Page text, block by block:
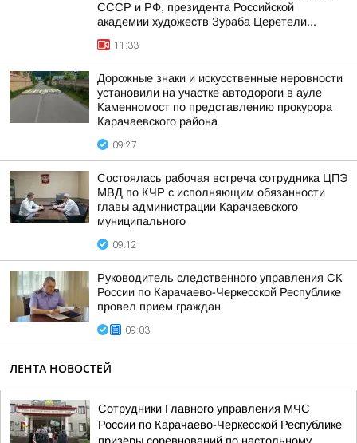
СССР и РФ, президента Российской
академии художеств Зураба Церетели...
11:33
Дорожные знаки и искусственные неровности
установили на участке автодороги в ауле
Каменномост по представлению прокурора
Карачаевского района
09:27
Состоялась рабочая встреча сотрудника ЦПЭ
МВД по КЧР с исполняющим обязанности
главы администрации Карачаевского
муниципального
09:12
Руководитель следственного управления СК
России по Карачаево-Черкесской Республике
провел прием граждан
09:03
ЛЕНТА НОВОСТЕЙ
Сотрудники Главного управления МЧС
России по Карачаево-Черкесской Республике